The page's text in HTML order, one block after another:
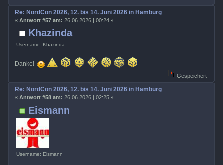
Khazinda
Username: Khazinda
Re: NordCon 2026, 12. bis 14. Juni 2026 in Hamburg
« Antwort #57 am: 26.06.2026 | 00:24 »
Danke!
Gespeichert
Eismann
Username: Eismann
Re: NordCon 2026, 12. bis 14. Juni 2026 in Hamburg
« Antwort #58 am: 26.06.2026 | 02:25 »